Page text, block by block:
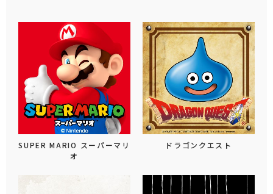
SUPER MARIO スーパーマリ
オ
ドラゴンクエスト